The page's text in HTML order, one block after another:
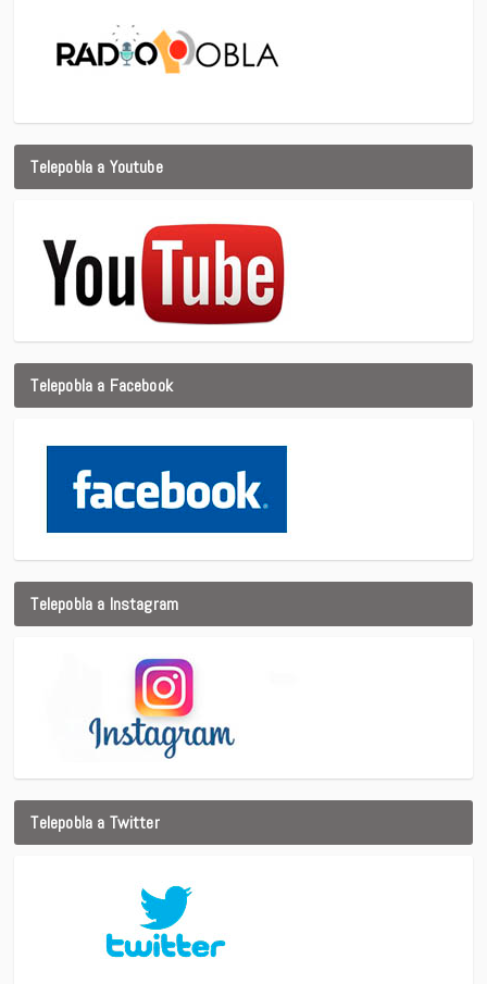
Telepobla a Youtube
Telepobla a Facebook
Telepobla a Instagram
Telepobla a Twitter